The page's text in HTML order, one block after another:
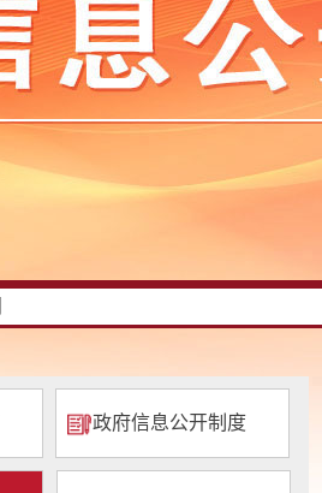
政府信息公开制度